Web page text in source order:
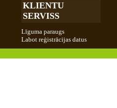
KLIENTU
SERVISS
Līguma paraugs
Labot reģistrācijas datus